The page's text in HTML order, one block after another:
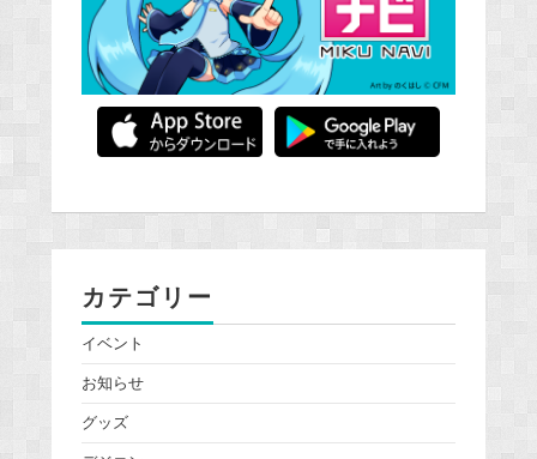
カテゴリー
イベント
お知らせ
グッズ